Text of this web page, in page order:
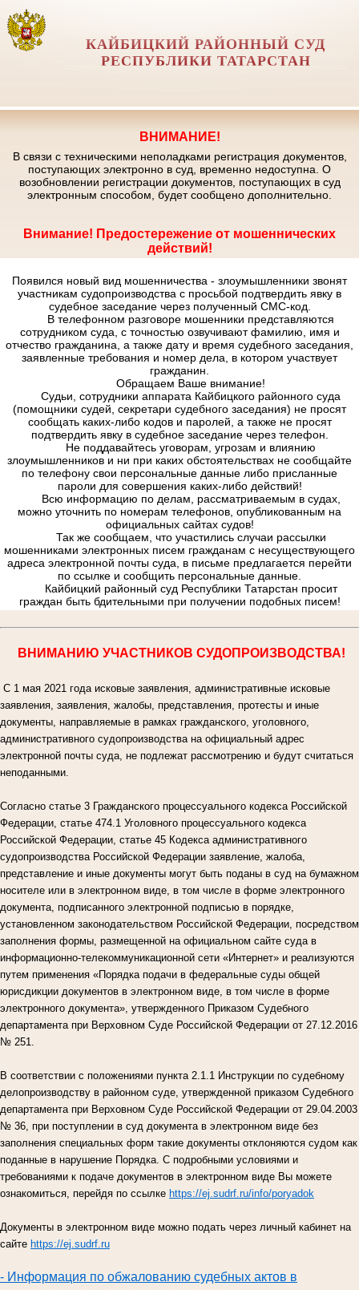
КАЙБИЦКИЙ РАЙОННЫЙ СУД
РЕСПУБЛИКИ ТАТАРСТАН
ВНИМАНИЕ!
В связи с техническими неполадками регистрация документов,
поступающих электронно в суд, временно недоступна. О
возобновлении регистрации документов, поступающих в суд
электронным способом, будет сообщено дополнительно.
Внимание! Предостережение от мошеннических
действий!
Появился новый вид мошенничества - злоумышленники звонят
участникам судопроизводства с просьбой подтвердить явку в
судебное заседание через полученный СМС-код.
В телефонном разговоре мошенники представляются
сотрудником суда, с точностью озвучивают фамилию, имя и
отчество гражданина, а также дату и время судебного заседания,
заявленные требования и номер дела, в котором участвует
гражданин.
Обращаем Ваше внимание!
Судьи, сотрудники аппарата Кайбицкого районного суда
(помощники судей, секретари судебного заседания) не просят
сообщать каких-либо кодов и паролей, а также не просят
подтвердить явку в судебное заседание через телефон.
Не поддавайтесь уговорам, угрозам и влиянию
злоумышленников и ни при каких обстоятельствах не сообщайте
по телефону свои персональные данные либо присланные
пароли для совершения каких-либо действий!
Всю информацию по делам, рассматриваемым в судах,
можно уточнить по номерам телефонов, опубликованным на
официальных сайтах судов!
Так же сообщаем, что участились случаи рассылки
мошенниками электронных писем гражданам с несуществующего
адреса электронной почты суда, в письме предлагается перейти
по ссылке и сообщить персональные данные.
Кайбицкий районный суд Республики Татарстан просит
граждан быть бдительными при получении подобных писем!
ВНИМАНИЮ УЧАСТНИКОВ СУДОПРОИЗВОДСТВА!
С 1 мая 2021 года исковые заявления, административные исковые
заявления, заявления, жалобы, представления, протесты и иные
документы, направляемые в рамках гражданского, уголовного,
административного судопроизводства на официальный адрес
электронной почты суда, не подлежат рассмотрению и будут считаться
неподанными.
Согласно статье 3 Гражданского процессуального кодекса Российской
Федерации, статье 474.1 Уголовного процессуального кодекса
Российской Федерации, статье 45 Кодекса административного
судопроизводства Российской Федерации заявление, жалоба,
представление и иные документы могут быть поданы в суд на бумажном
носителе или в электронном виде, в том числе в форме электронного
документа, подписанного электронной подписью в порядке,
установленном законодательством Российской Федерации, посредством
заполнения формы, размещенной на официальном сайте суда в
информационно-телекоммуникационной сети «Интернет» и реализуются
путем применения «Порядка подачи в федеральные суды общей
юрисдикции документов в электронном виде, в том числе в форме
электронного документа», утвержденного Приказом Судебного
департамента при Верховном Суде Российской Федерации от 27.12.2016
№ 251.
В соответствии с положениями пункта 2.1.1 Инструкции по судебному
делопроизводству в районном суде, утвержденной приказом Судебного
департамента при Верховном Суде Российской Федерации от 29.04.2003
№ 36, при поступлении в суд документа в электронном виде без
заполнения специальных форм такие документы отклоняются судом как
поданные в нарушение Порядка. С подробными условиями и
требованиями к подаче документов в электронном виде Вы можете
ознакомиться, перейдя по ссылке https://ej.sudrf.ru/info/poryadok
Документы в электронном виде можно подать через личный кабинет на
сайте https://ej.sudrf.ru
- Информация по обжалованию судебных актов в